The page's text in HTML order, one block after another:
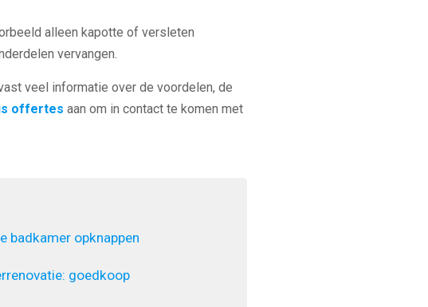
alleen kapotte of versleten
vervangen.
veel informatie over de voordelen, de
offertes aan om in contact te komen met
badkamer opknappen
goedkoop